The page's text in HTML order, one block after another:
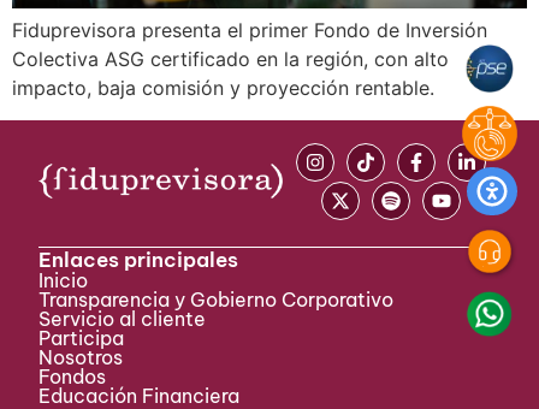
Fiduprevisora presenta el primer Fondo de Inversión
Colectiva ASG certificado en la región, con alto
impacto, baja comisión y proyección rentable.
Enlaces principales
Inicio
Transparencia y Gobierno Corporativo
Servicio al cliente
Participa ​
Nosotros
Fondos
Educación Financiera